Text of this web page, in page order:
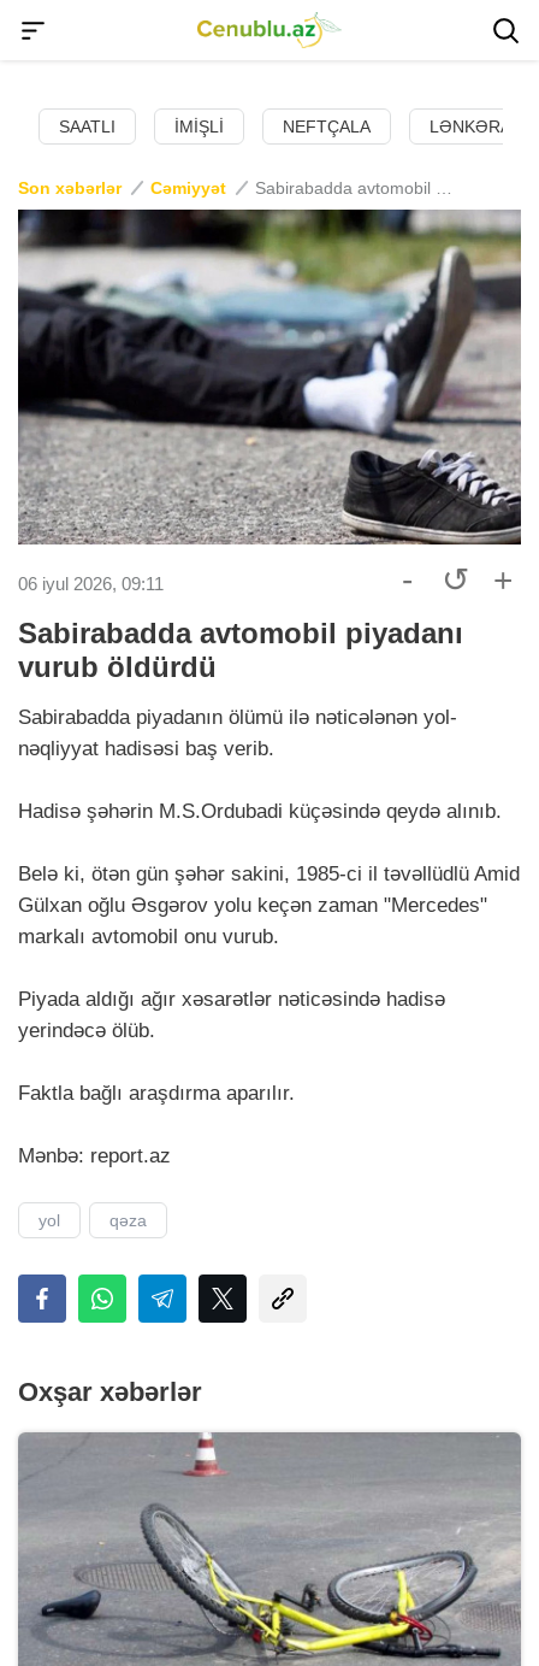
SAATLI İMIŞLI NEFTÇALA LƏNKƏRAN
Son xəbərlər Cəmiyyət
06 iyul 2026, 09:11 - ↺ +
Sabirabadda avtomobil piyadanı
vurub öldürdü
Sabirabadda piyadanın ölümü ilə nəticələnən yol-
nəqliyyat hadisəsi baş verib.
Hadisə şəhərin M.S.Ordubadi küçəsində qeydə alınıb.
Belə ki, ötən gün şəhər sakini, 1985-ci il təvəllüdlü Amid
Gülxan oğlu Əsgərov yolu keçən zaman "Mercedes"
markalı avtomobil onu vurub.
Piyada aldığı ağır xəsarətlər nəticəsində hadisə
yerindəcə ölüb.
Faktla bağlı araşdırma aparılır.
Mənbə: report.аz
yol qəza
Oxşar xəbərlər